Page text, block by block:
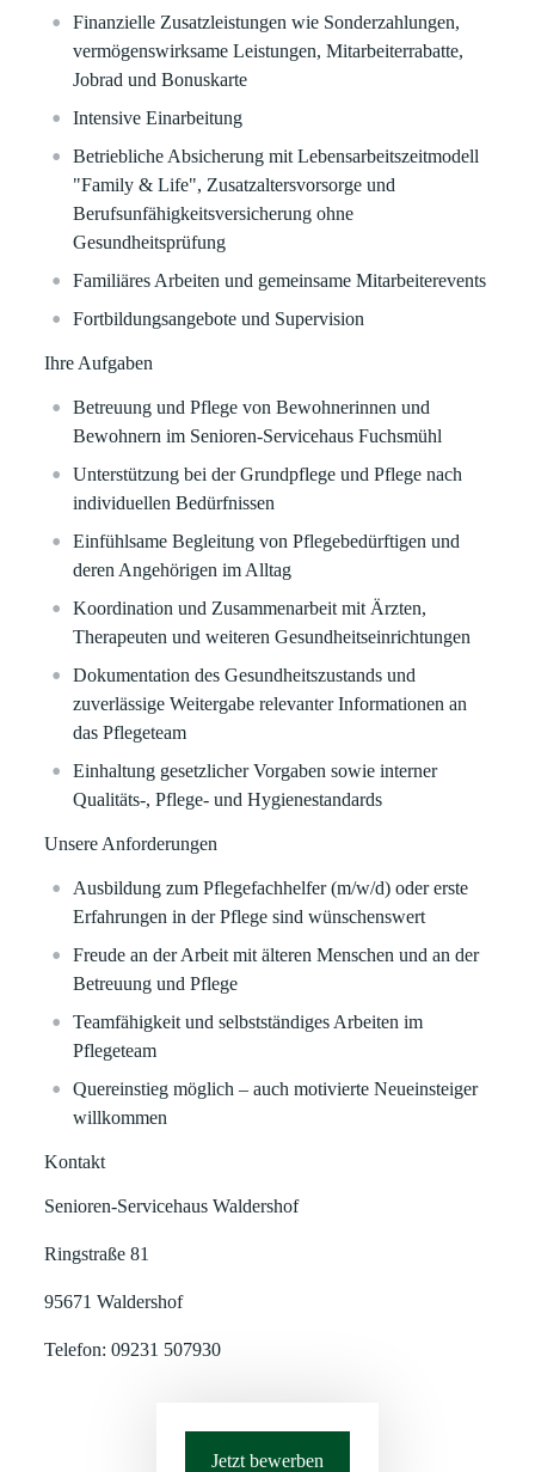
Finanzielle Zusatzleistungen wie Sonderzahlungen,
vermögenswirksame Leistungen, Mitarbeiterrabatte,
Jobrad und Bonuskarte
Intensive Einarbeitung
Betriebliche Absicherung mit Lebensarbeitszeitmodell
"Family & Life", Zusatzaltersvorsorge und
Berufsunfähigkeitsversicherung ohne
Gesundheitsprüfung
Familiäres Arbeiten und gemeinsame Mitarbeiterevents
Fortbildungsangebote und Supervision
Ihre Aufgaben
Betreuung und Pflege von Bewohnerinnen und
Bewohnern im Senioren-Servicehaus Fuchsmühl
Unterstützung bei der Grundpflege und Pflege nach
individuellen Bedürfnissen
Einfühlsame Begleitung von Pflegebedürftigen und
deren Angehörigen im Alltag
Koordination und Zusammenarbeit mit Ärzten,
Therapeuten und weiteren Gesundheitseinrichtungen
Dokumentation des Gesundheitszustands und
zuverlässige Weitergabe relevanter Informationen an
das Pflegeteam
Einhaltung gesetzlicher Vorgaben sowie interner
Qualitäts-, Pflege- und Hygienestandards
Unsere Anforderungen
Ausbildung zum Pflegefachhelfer (m/w/d) oder erste
Erfahrungen in der Pflege sind wünschenswert
Freude an der Arbeit mit älteren Menschen und an der
Betreuung und Pflege
Teamfähigkeit und selbstständiges Arbeiten im
Pflegeteam
Quereinstieg möglich – auch motivierte Neueinsteiger
willkommen
Kontakt
Senioren-Servicehaus Waldershof
Ringstraße 81
95671 Waldershof
Telefon: 09231 507930
Jetzt bewerben